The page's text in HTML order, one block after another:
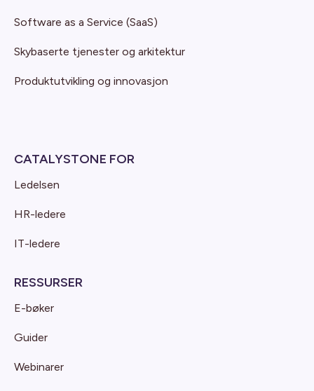
Software as a Service (SaaS)
Skybaserte tjenester og arkitektur
Produktutvikling og innovasjon
CATALYSTONE FOR
Ledelsen
HR-ledere
IT-ledere
RESSURSER
E-bøker
Guider
Webinarer